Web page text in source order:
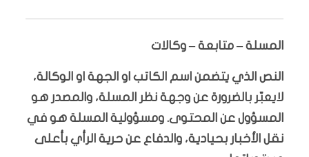
المسلة – متابعة – وكالات
النص الذي يتضمن اسم الكاتب او الجهة او الوكالة،
لايعبّر بالضرورة عن وجهة نظر المسلة، والمصدر هو
المسؤول عن المحتوى. ومسؤولية المسلة هو في
نقل الأخبار بحيادية، والدفاع عن حرية الرأي بأعلى